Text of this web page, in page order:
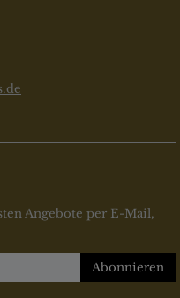
Angebote per E-Mail,
Abonnieren